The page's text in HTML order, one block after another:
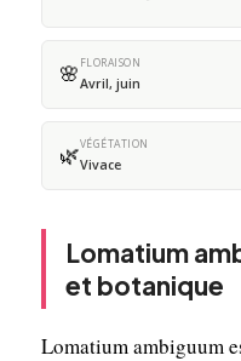
🌸 FLORAISON
Avril, juin
🌿VÉGÉTATION
Vivace
Lomatium
et botanique
Lomatium ambiguum